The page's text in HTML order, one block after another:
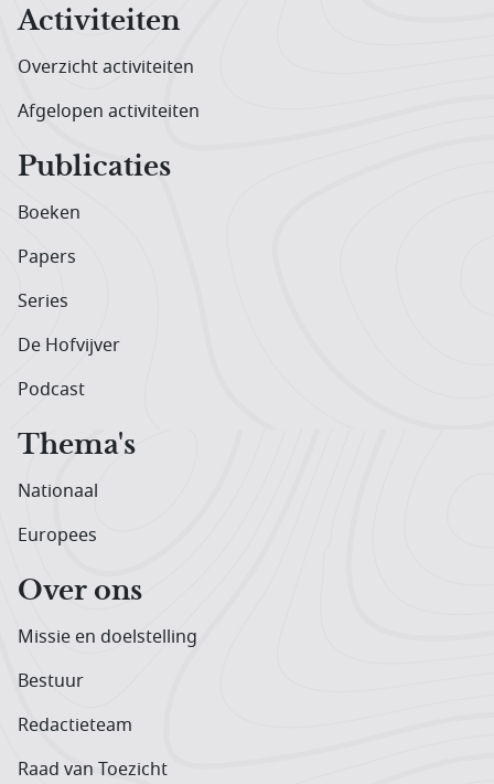
Activiteiten
Overzicht activiteiten
Afgelopen activiteiten
Publicaties
Boeken
Papers
Series
De Hofvijver
Podcast
Thema's
Nationaal
Europees
Over ons
Missie en doelstelling
Bestuur
Redactieteam
Raad van Toezicht